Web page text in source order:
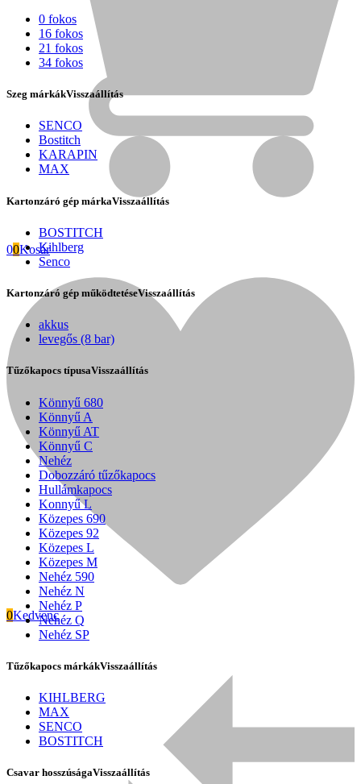
Signode
00Kosár
0Kedvenc
0 fokos
16 fokos
21 fokos
34 fokos
Szeg márkákVisszaállítás
SENCO
Bostitch
KARAPIN
MAX
Kartonzáró gép márkaVisszaállítás
BOSTITCH
Kihlberg
Senco
Kartonzáró gép működtetéseVisszaállítás
akkus
levegős (8 bar)
Tűzőkapocs típusaVisszaállítás
Könnyű 680
Könnyű A
Könnyű AT
Könnyű C
Nehéz
Dobozzáró tűzőkapocs
Hullámkapocs
Konnyű L
Közepes 690
Közepes 92
Közepes L
Közepes M
Nehéz 590
Nehéz N
Nehéz P
Nehéz Q
Nehéz SP
Tűzőkapocs márkákVisszaállítás
KIHLBERG
MAX
SENCO
BOSTITCH
Csavar hosszúságaVisszaállítás